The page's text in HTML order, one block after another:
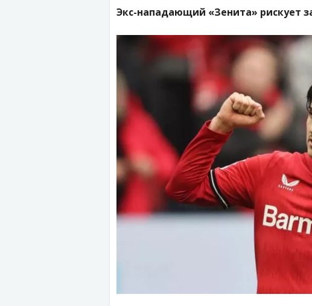
Экс-нападающий «Зенита» рискует